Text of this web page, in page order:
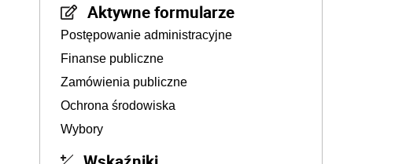
Aktywne formularze
Postępowanie administracyjne
Finanse publiczne
Zamówienia publiczne
Ochrona środowiska
Wybory